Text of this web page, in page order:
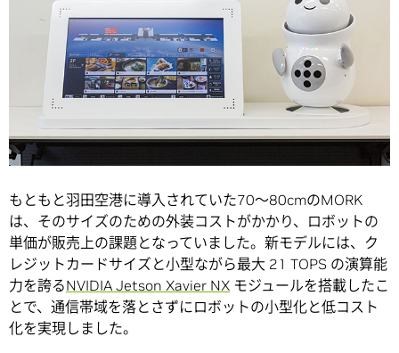
もともと羽田空港に導入されていた70～80cmのMORK
は、そのサイズのための外装コストがかかり、ロボットの
単価が販売上の課題となっていました。新モデルには、ク
レジットカードサイズと小型ながら最大 21 TOPS の演算能
力を誇るNVIDIA Jetson Xavier NX モジュールを搭載したこ
とで、通信帯域を落とさずにロボットの小型化と低コスト
化を実現しました。